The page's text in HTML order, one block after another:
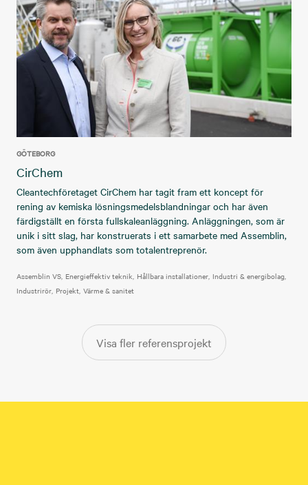
GÖTEBORG
CirChem
Cleantechföretaget CirChem har tagit fram ett koncept för
rening av kemiska lösningsmedelsblandningar och har även
färdigställt en första fullskaleanläggning. Anläggningen, som är
unik i sitt slag, har konstruerats i ett samarbete med Assemblin,
som även upphandlats som totalentreprenör.
Assemblin VS Energieffektiv teknik Hållbara installationer Industri & energibolag
Industrirör Projekt Värme & sanitet
Visa fler referensprojekt